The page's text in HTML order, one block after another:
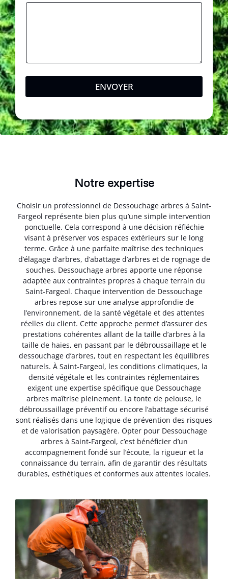
ENVOYER
Notre expertise
Choisir un professionnel de Dessouchage arbres à Saint-
Fargeol représente bien plus qu’une simple intervention
ponctuelle. Cela correspond à une décision réfléchie
visant à préserver vos espaces extérieurs sur le long
terme. Grâce à une parfaite maîtrise des techniques
d’élagage d’arbres, d’abattage d’arbres et de rognage de
souches, Dessouchage arbres apporte une réponse
adaptée aux contraintes propres à chaque terrain du
Saint-Fargeol. Chaque intervention de Dessouchage
arbres repose sur une analyse approfondie de
l’environnement, de la santé végétale et des attentes
réelles du client. Cette approche permet d’assurer des
prestations cohérentes allant de la taille d’arbres à la
taille de haies, en passant par le débroussaillage et le
dessouchage d’arbres, tout en respectant les équilibres
naturels. À Saint-Fargeol, les conditions climatiques, la
densité végétale et les contraintes réglementaires
exigent une expertise spécifique que Dessouchage
arbres maîtrise pleinement. La tonte de pelouse, le
débroussaillage préventif ou encore l’abattage sécurisé
sont réalisés dans une logique de prévention des risques
et de valorisation paysagère. Opter pour Dessouchage
arbres à Saint-Fargeol, c’est bénéficier d’un
accompagnement fondé sur l’écoute, la rigueur et la
connaissance du terrain, afin de garantir des résultats
durables, esthétiques et conformes aux attentes locales.